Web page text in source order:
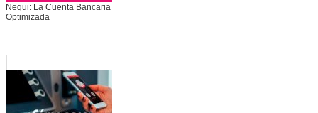
Nequi: La Cuenta Bancaria
Optimizada